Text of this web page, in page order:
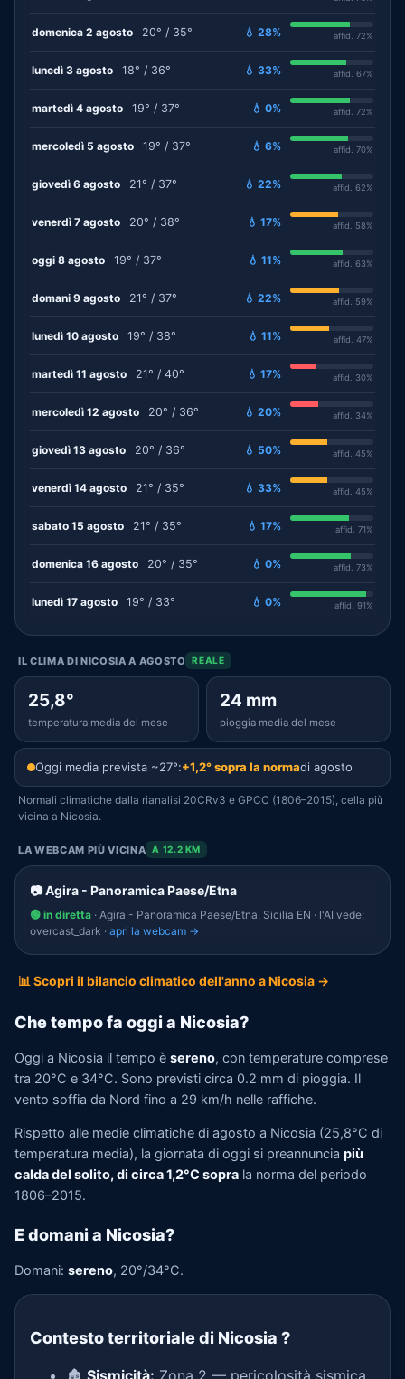
domenica 2 agosto 20° / 35° 💧 28% affid. 72%
lunedì 3 agosto 18° / 36° 💧 33% affid. 67%
martedì 4 agosto 19° / 37° 💧 0% affid. 72%
mercoledì 5 agosto 19° / 37° 💧 6% affid. 70%
giovedì 6 agosto 21° / 37° 💧 22% affid. 62%
venerdì 7 agosto 20° / 38° 💧 17% affid. 58%
oggi 8 agosto 19° / 37° 💧 11% affid. 63%
domani 9 agosto 21° / 37° 💧 22% affid. 59%
lunedì 10 agosto 19° / 38° 💧 11% affid. 47%
martedì 11 agosto 21° / 40° 💧 17% affid. 30%
mercoledì 12 agosto 20° / 36° 💧 20% affid. 34%
giovedì 13 agosto 20° / 36° 💧 50% affid. 45%
venerdì 14 agosto 21° / 35° 💧 33% affid. 45%
sabato 15 agosto 21° / 35° 💧 17% affid. 71%
domenica 16 agosto 20° / 35° 💧 0% affid. 73%
lunedì 17 agosto 19° / 33° 💧 0% affid. 91%
IL CLIMA DI NICOSIA A AGOSTO REALE
25,8°
temperatura media del mese
24 mm
pioggia media del mese
Oggi media prevista ~27°:+1,2° sopra la normadi agosto
Normali climatiche dalla rianalisi 20CRv3 e GPCC (1806–2015), cella più
vicina a Nicosia.
LA WEBCAM PIÙ VICINA A 12.2 KM
📷 Agira - Panoramica Paese/Etna
🟢 in diretta · Agira - Panoramica Paese/Etna, Sicilia EN · l'AI vede:
overcast_dark · apri la webcam →
📊 Scopri il bilancio climatico dell'anno a Nicosia →
Che tempo fa oggi a Nicosia?
Oggi a Nicosia il tempo è sereno, con temperature comprese
tra 20°C e 34°C. Sono previsti circa 0.2 mm di pioggia. Il
vento soffia da Nord fino a 29 km/h nelle raffiche.
Rispetto alle medie climatiche di agosto a Nicosia (25,8°C di
temperatura media), la giornata di oggi si preannuncia più
calda del solito, di circa 1,2°C sopra la norma del periodo
1806–2015.
E domani a Nicosia?
Domani: sereno, 20°/34°C.
Contesto territoriale di Nicosia ?
🏚️ Sismicità: Zona 2 — pericolosità sismica